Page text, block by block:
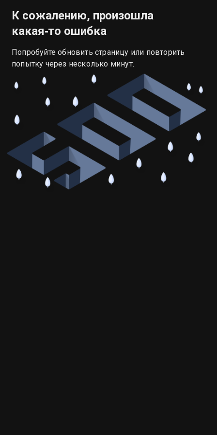
К сожалению, произошла
какая‑то ошибка
Попробуйте обновить страницу или повторить
попытку через несколько минут.